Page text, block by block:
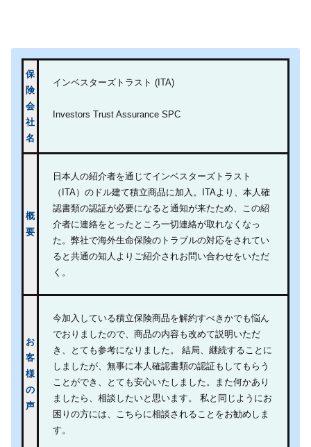
保
険
会
社
名
インベスターズトラスト (ITA)
Investors Trust Assurance SPC
概
要
日本人の紹介者を通じてインベスターズトラスト
（ITA）のドル建て積立商品に加入。ITAより、本人確
認書類の認証が必要になると通知が来たため、この紹
介者に連絡をとったところ一切連絡が取れなくなっ
た。弊社で海外生命保険のトラブルの対応をされてい
ると共通の知人よりご紹介されお問い合わせをいただ
く。
お
客
様
の
声
今加入している積立保険商品を解約すべきかでも悩ん
でおりましたので、商品の内容も改めて説明いただ
き、とても参考になりました。 結局、継続することに
しましたが、無事に本人確認書類の認証もしてもらう
ことができ、とても安心いたしました。また何かあり
ましたら、相談したいと思います。 私と同じようにお
困りの方には、こちらに相談されることをお勧めしま
す。